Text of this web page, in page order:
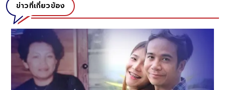
ข่าวที่เกี่ยวข้อง